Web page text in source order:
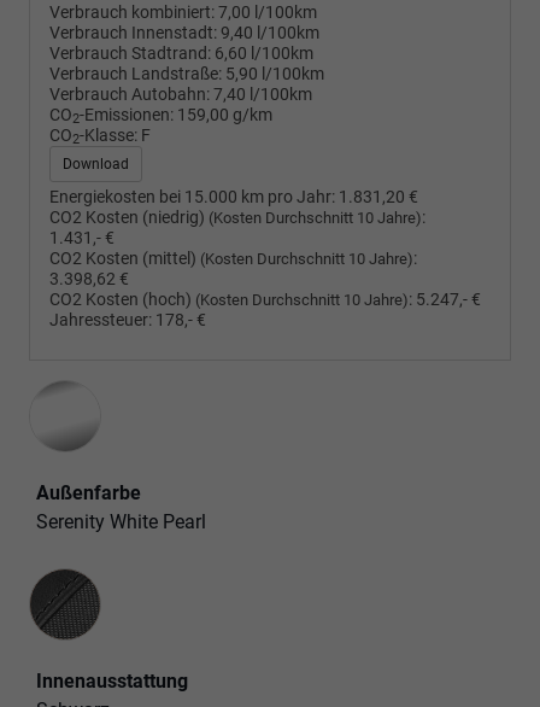
Verbrauch kombiniert:7,00 l/100km
Verbrauch Innenstadt: 9,40 l/100km
Verbrauch Stadtrand: 6,60 l/100km
Verbrauch Landstraße: 5,90 l/100km
Verbrauch Autobahn:7,40 l/100km
CO2-Emissionen: 159,00 g/km
CO2-Klasse: F
Download
Energiekosten bei 15.000 km pro Jahr: 1.831,20 €
CO2 Kosten (niedrig) (Kosten Durchschnitt 10 Jahre):
1.431,- €
CO2 Kosten (mittel) (Kosten Durchschnitt 10 Jahre):
3.398,62 €
CO2 Kosten (hoch) (Kosten Durchschnitt 10 Jahre): 5.247,- €
Jahressteuer: 178,- €
Außenfarbe
Serenity White Pearl
Innenausstattung
Innenausstattung